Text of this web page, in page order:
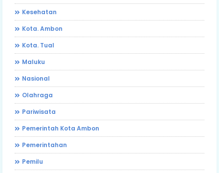
Kesehatan
Kota. Ambon
Kota. Tual
Maluku
Nasional
Olahraga
Pariwisata
Pemerintah Kota Ambon
Pemerintahan
Pemilu